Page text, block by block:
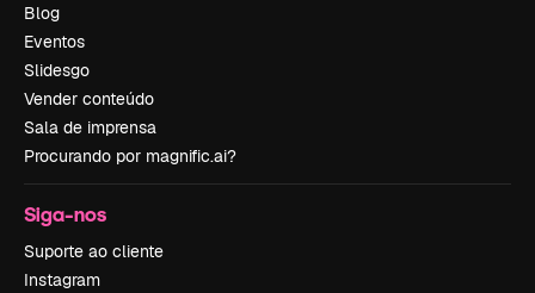
Blog
Eventos
Slidesgo
Vender conteúdo
Sala de imprensa
Procurando por magnific.ai?
Siga-nos
Suporte ao cliente
Instagram